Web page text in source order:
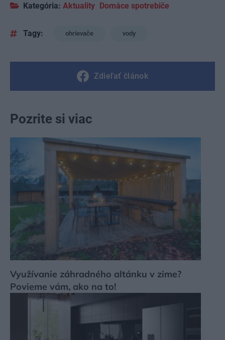
Kategória: Aktuality Domáce spotrebiče
Tagy: ohrievače vody
Zdieľať článok
Pozrite si viac
Využívanie záhradného altánku v zime?
Povieme vám, ako na to!